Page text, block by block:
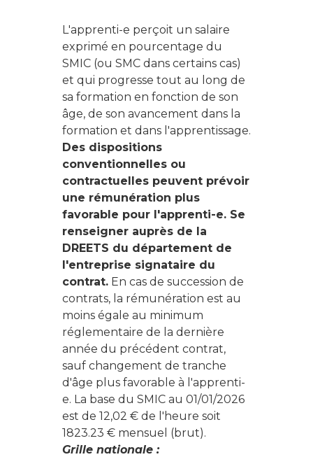
L'apprenti-e perçoit un salaire
exprimé en pourcentage du
SMIC (ou SMC dans certains cas)
et qui progresse tout au long de
sa formation en fonction de son
âge, de son avancement dans la
formation et dans l'apprentissage.
Des dispositions
conventionnelles ou
contractuelles peuvent prévoir
une rémunération plus
favorable pour l'apprenti-e. Se
renseigner auprès de la
DREETS du département de
l'entreprise signataire du
contrat. En cas de succession de
contrats, la rémunération est au
moins égale au minimum
réglementaire de la dernière
année du précédent contrat,
sauf changement de tranche
d'âge plus favorable à l'apprenti-
e. La base du SMIC au 01/01/2026
est de 12,02 € de l'heure soit
1823.23 € mensuel (brut).
Grille nationale :